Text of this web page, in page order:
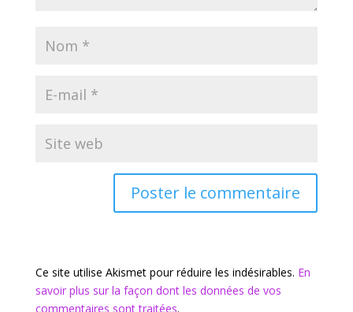
Ce site utilise Akismet pour réduire les indésirables. En
savoir plus sur la façon dont les données de vos
commentaires sont traitées.